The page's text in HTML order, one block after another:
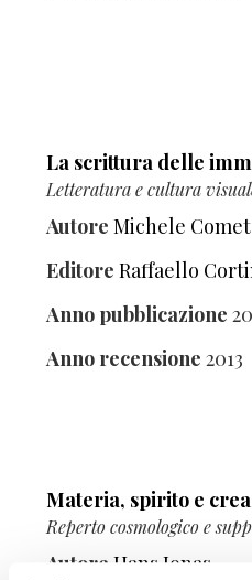
La scrittura delle
Letteratura e cultura
Autore Michele
Editore Raffaello
Anno pubblicazione
Anno recensione 2013
Materia, spirito e
Reperto cosmologico e
Autore Hans Jonas